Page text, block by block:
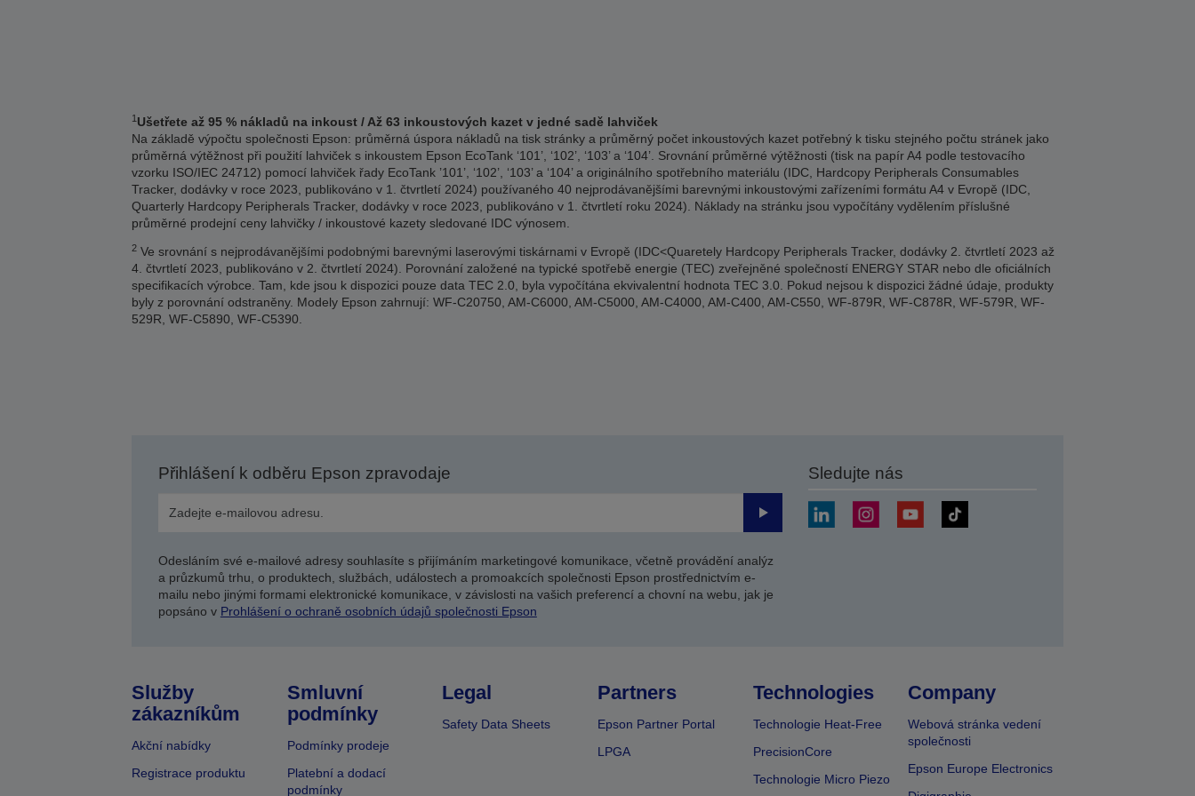
1Ušetřete až 95 % nákladů na inkoust / Až 63 inkoustových kazet v jedné sadě lahviček
Na základě výpočtu společnosti Epson: průměrná úspora nákladů na tisk stránky a průměrný počet inkoustových kazet potřebný k tisku stejného počtu stránek jako
průměrná výtěžnost při použití lahviček s inkoustem Epson EcoTank ‘101’, ‘102’, ‘103’ a ‘104’. Srovnání průměrné výtěžnosti (tisk na papír A4 podle testovacího
vzorku ISO/IEC 24712) pomocí lahviček řady EcoTank ’101’, ‘102’, ‘103’ a ‘104’ a originálního spotřebního materiálu (IDC, Hardcopy Peripherals Consumables
Tracker, dodávky v roce 2023, publikováno v 1. čtvrtletí 2024) používaného 40 nejprodávanějšími barevnými inkoustovými zařízeními formátu A4 v Evropě (IDC,
Quarterly Hardcopy Peripherals Tracker, dodávky v roce 2023, publikováno v 1. čtvrtletí roku 2024). Náklady na stránku jsou vypočítány vydělením příslušné
průměrné prodejní ceny lahvičky / inkoustové kazety sledované IDC výnosem.
2Ve srovnání s nejprodávanějšími podobnými barevnými laserovými tiskárnami v Evropě (IDC<Quaretely Hardcopy Peripherals Tracker, dodávky 2. čtvrtletí 2023 až
4. čtvrtletí 2023, publikováno v 2. čtvrtletí 2024). Porovnání založené na typické spotřebě energie (TEC) zveřejněné společností ENERGY STAR nebo dle oficiálních
specifikacích výrobce. Tam, kde jsou k dispozici pouze data TEC 2.0, byla vypočítána ekvivalentní hodnota TEC 3.0. Pokud nejsou k dispozici žádné údaje, produkty
byly z porovnání odstraněny. Modely Epson zahrnují: WF-C20750, AM-C6000, AM-C5000, AM-C4000, AM-C400, AM-C550, WF-879R, WF-C878R, WF-579R, WF-
529R, WF-C5890, WF-C5390.
Přihlášení k odběru Epson zpravodaje
Odeslat
Odesláním své e-mailové adresy souhlasíte s přijímáním marketingové komunikace, včetně provádění analýz
a průzkumů trhu, o produktech, službách, událostech a promoakcích společnosti Epson prostřednictvím e-
mailu nebo jinými formami elektronické komunikace, v závislosti na vašich preferencí a chovní na webu, jak je
popsáno v Prohlášení o ochraně osobních údajů společnosti Epson
Sledujte nás
Služby
zákazníkům
Akční nabídky
Registrace produktu
Smluvní
podmínky
Podmínky prodeje
Platební a dodací
podmínky
Legal
Safety Data Sheets
Partners
Epson Partner Portal
LPGA
Technologies
Technologie Heat-Free
PrecisionCore
Technologie Micro Piezo
Company
Webová stránka vedení
společnosti
Epson Europe Electronics